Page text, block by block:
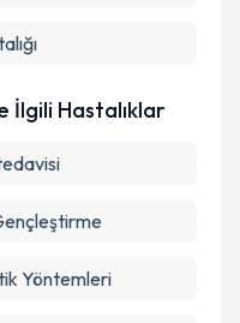
İlgili Hastalıklar
Yöntemleri